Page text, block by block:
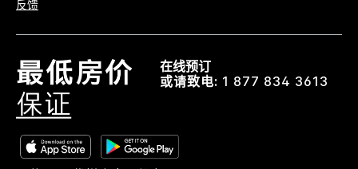
反馈
在线预订
或请致电: 1 877 834 3613